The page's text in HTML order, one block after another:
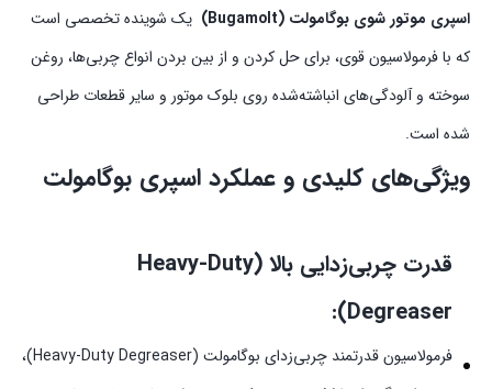
اسپری موتور شوی بوگامولت (Bugamolt)
یک شوینده تخصصی است
که با فرمولاسیون قوی، برای حل کردن و از بین بردن انواع چربی‌ها، روغن
سوخته و آلودگی‌های انباشته‌شده روی بلوک موتور و سایر قطعات طراحی
شده است.
ویژگی‌های کلیدی و عملکرد اسپری بوگامولت
قدرت چربی‌زدایی بالا (Heavy-Duty
Degreaser):
فرمولاسیون قدرتمند چربی‌زدای بوگامولت (Heavy-Duty Degreaser)،